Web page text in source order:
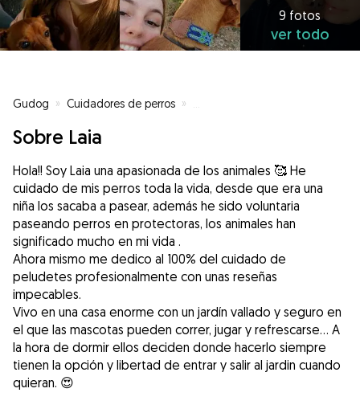
9 fotos
ver todo
Gudog » Cuidadores de perros »
Sobre Laia
Hola!! Soy Laia una apasionada de los animales 🥰 He
cuidado de mis perros toda la vida, desde que era una
niña los sacaba a pasear, además he sido voluntaria
paseando perros en protectoras, los animales han
significado mucho en mi vida .
Ahora mismo me dedico al 100% del cuidado de
peludetes profesionalmente con unas reseñas
impecables.
Vivo en una casa enorme con un jardín vallado y seguro en
el que las mascotas pueden correr, jugar y refrescarse... A
la hora de dormir ellos deciden donde hacerlo siempre
tienen la opción y libertad de entrar y salir al jardin cuando
quieran. 😍